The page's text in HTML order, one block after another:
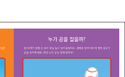
의 깃털을 찾아라》아이의 생각이
About Witer》아이의 생각이 쑥쑥
Spring》《Highlights super challe
이》《Highlights super challengeI
》《 Highlights super challenge